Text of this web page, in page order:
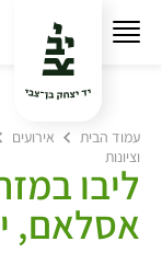
עמוד הבית אירועים
וציונות
ליבו
אסלאם,